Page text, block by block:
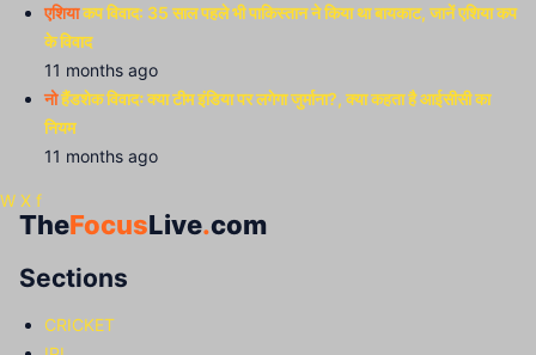
एशियाकप विवाद: 35 साल पहले भी पाकिस्तान ने किया था बायकाट, जानें एशिया कप
के विवाद
11 months ago
नोहैंडशेक विवादः क्या टीम इंडिया पर लगेगा जुर्माना?, क्या कहता है आईसीसी का
नियम
11 months ago
W X f
TheFocusLive.com
Sections
CRICKET